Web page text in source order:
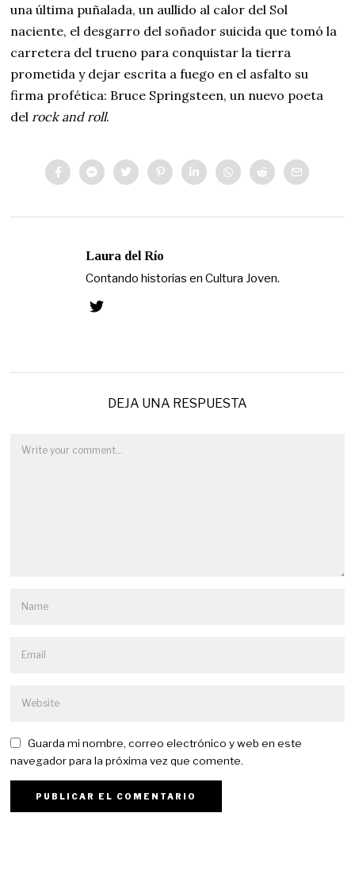
una última puñalada, un aullido al calor del Sol
naciente, el desgarro del soñador suicida que tomó la
carretera del trueno para conquistar la tierra
prometida y dejar escrita a fuego en el asfalto su
firma profética: Bruce Springsteen, un nuevo poeta
del rock and roll.
Laura del Río
Contando historias en Cultura Joven.
DEJA UNA RESPUESTA
Guarda mi nombre, correo electrónico y web en este
navegador para la próxima vez que comente.